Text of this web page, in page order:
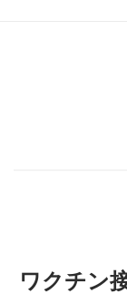
ワクチン